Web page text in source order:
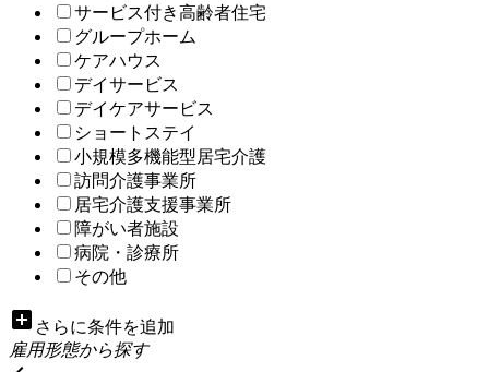
サービス付き高齢者住宅
グループホーム
ケアハウス
デイサービス
デイケアサービス
ショートステイ
小規模多機能型居宅介護
訪問介護事業所
居宅介護支援事業所
障がい者施設
病院・診療所
その他
add_box さらに条件を追加
雇用形態から探す